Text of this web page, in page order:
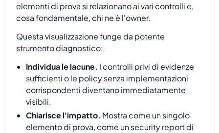
elementi di prova si relazionano ai vari controlli e,
cosa fondamentale, chi ne è l'owner.
Questa visualizzazione funge da potente
strumento diagnostico:
Individua le lacune. I controlli privi di evidenze
sufficienti o le policy senza implementazioni
corrispondenti diventano immediatamente
visibili.
Chiarisce l'impatto. Mostra come un singolo
elemento di prova, come un security report di